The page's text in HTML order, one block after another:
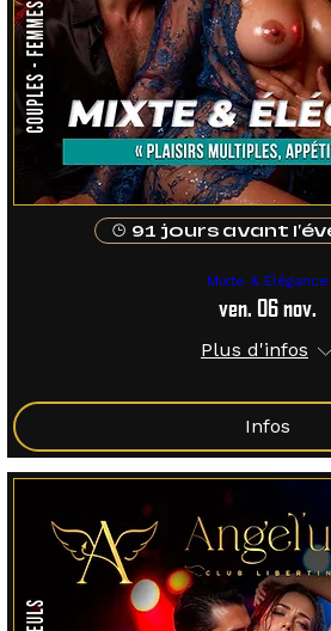
91 jours avant
Mixte & Élégance
ven. 06 nov.
Plus d'infos
Infos